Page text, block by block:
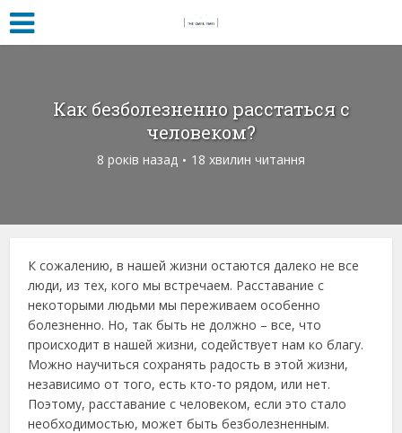
Как безболезненно расстаться с
человеком?
8 років назад 18 хвилин читання
К сожалению, в нашей жизни остаются далеко не все
люди, из тех, кого мы встречаем. Расставание с
некоторыми людьми мы переживаем особенно
болезненно. Но, так быть не должно – все, что
происходит в нашей жизни, содействует нам ко благу.
Можно научиться сохранять радость в этой жизни,
независимо от того, есть кто-то рядом, или нет.
Поэтому, расставание с человеком, если это стало
необходимостью, может быть безболезненным.